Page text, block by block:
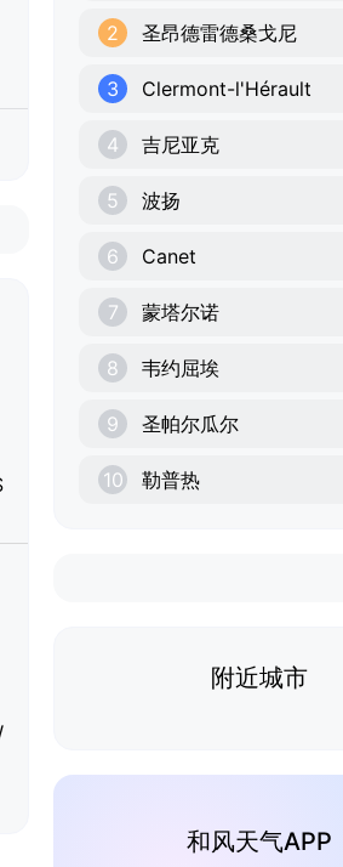
2 圣昂德雷德桑戈尼
3 Clermont-l'Hérault
4 吉尼亚克
5 波扬
6 Canet
7 蒙塔尔诺
8 韦约屈埃
9 圣帕尔瓜尔
10 勒普热
附近城市
和风天气APP